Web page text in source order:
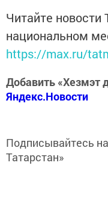
Читайте новости
национальном
https://max.ru/
Добавить «Хезмэт
Яндекс.Новости
Подписывайтесь на
Татарстан»